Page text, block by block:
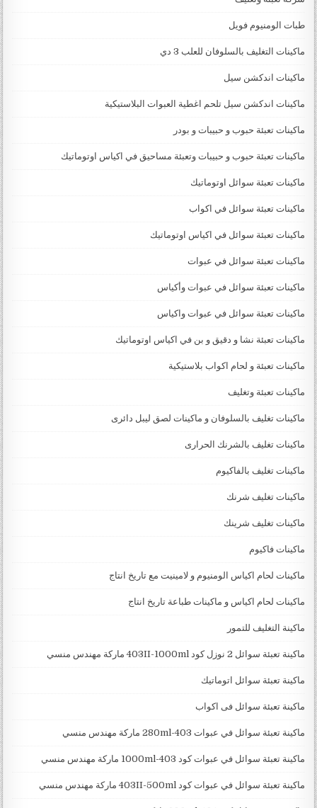
طبات الومنيوم فويل
ماكينات التغليف بالسلوفان للعلب 3 دي
ماكينات اندكشن سيل
ماكينات اندكشن سيل تلحم اغطية العبوات البلاستيكية
ماكينات تعبئة حبوب و حبيبات و بودر
ماكينات تعبئة حبوب و حبيبات وتعبئة مساحيق في اكياس اوتوماتيك
ماكينات تعبئة سوائل اوتوماتيك
ماكينات تعبئة سوائل في اكواب
ماكينات تعبئة سوائل في اكياس اوتوماتيك
ماكينات تعبئة سوائل في عبوات
ماكينات تعبئة سوائل في عبوات وأكياس
ماكينات تعبئة سوائل في عبوات واكياس
ماكينات تعبئة نشا و دقيق و بن في اكياس اوتوماتيك
ماكينات تعبئة و لحام اكواب بلاستيكية
ماكينات تعبئة وتغليف
ماكينات تغليف بالسلوفان و ماكينات لصق ليبل دائرى
ماكينات تغليف بالشرنك الحرارى
ماكينات تغليف بالفاكيوم
ماكينات تغليف شرنك
ماكينات تغليف شرينك
ماكينات فاكيوم
ماكينات لحام اكياس الومنيوم و لامينيت مع تاريخ انتاج
ماكينات لحام اكياس و ماكينات طباعة تاريخ انتاج
ماكينة التغليف للتمور
ماكينة تعبئة سوائل 2 نوزل كود 403II-1000ml ماركة مهندس منسي
ماكينة تعبئة سوائل اتوماتيك
ماكينة تعبئة سوائل فى اكواب
ماكينة تعبئة سوائل في عبوات 403-280ml ماركة مهندس منسي
ماكينة تعبئة سوائل في عبوات كود 403-1000ml ماركة مهندس منسي
ماكينة تعبئة سوائل في عبوات كود 403II-500ml ماركة مهندس منسي